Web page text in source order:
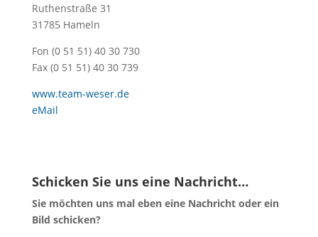
Ruthenstraße 31
31785 Hameln
Fon (0 51 51) 40 30 730
Fax (0 51 51) 40 30 739
www.team-weser.de
eMail
Schicken Sie uns eine Nachricht…
Sie möchten uns mal eben eine Nachricht oder ein
Bild schicken?